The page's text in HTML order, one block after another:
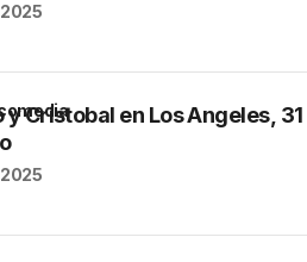
y Cristobal en Los Angeles, 31